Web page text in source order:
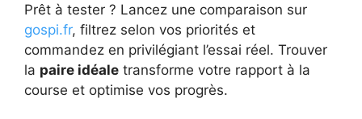
Prêt à tester ? Lancez une comparaison sur
gospi.fr, filtrez selon vos priorités et
commandez en privilégiant l’essai réel. Trouver
la paire idéale transforme votre rapport à la
course et optimise vos progrès.